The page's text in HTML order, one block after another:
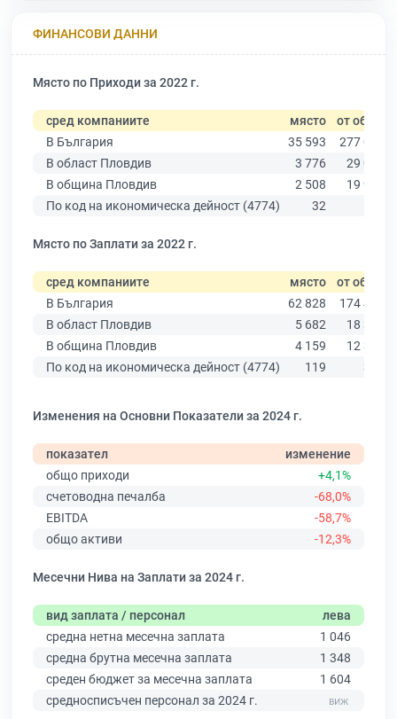
ФИНАНСОВИ ДАННИ
Място по Приходи за 2022 г.
сред компаниите място от общо
В България
35 593
277 019
В област Пловдив
3 776
29 067
В община Пловдив
2 508
19 939
По код на икономическа дейност (4774)
32
Място по Заплати за 2022 г.
сред компаниите място от общо
В България
62 828
174 403
В област Пловдив
5 682
18 305
В община Пловдив
4 159
12 387
По код на икономическа дейност (4774)
119 329
Изменения на Основни Показатели за 2024 г.
показател
изменение
общо приходи
+4,1%
счетоводна печалба
-68,0%
EBITDA
-58,7%
общо активи
-12,3%
Месечни Нива на Заплати за 2024 г.
вид заплата / персонал
лева
средна нетна месечна заплата
1 046
средна брутна месечна заплата
1 348
среден бюджет за месечна заплата
1 604
средносписъчен персонал за 2024 г.